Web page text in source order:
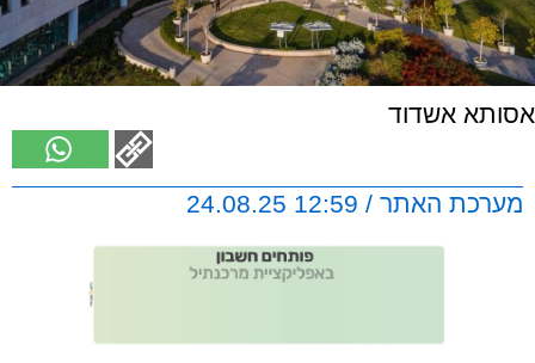
אסותא אשדוד
מערכת האתר / 12:59 24.08.25